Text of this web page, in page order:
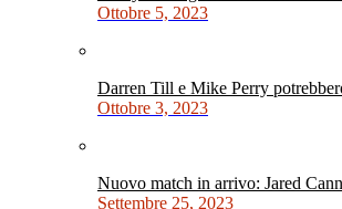
Ottobre 5, 2023
Darren Till e Mike Perry
Ottobre 3, 2023
Nuovo match in arrivo: Jared
Settembre 25, 2023